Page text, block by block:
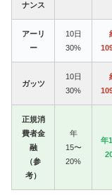
ナンス
アーリ
ー
10日
30%
ガッツ
10日
30%
正規消
費者金
融
（参
考）
年
15〜
20%
年